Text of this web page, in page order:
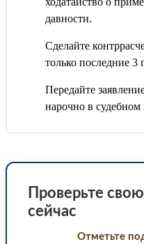
давности.
Сделайте
только последние 3
Передайте
нарочно в судебном
Проверьте
сейчас
Отметьте